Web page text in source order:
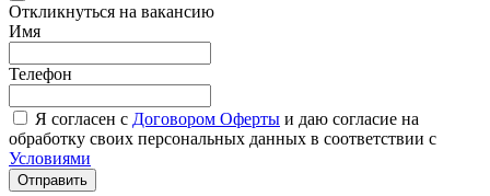
Откликнуться на вакансию
Имя
Телефон
Я согласен с Договором Оферты и даю согласие на
обработку своих персональных данных в соответствии с
Условиями
Отправить